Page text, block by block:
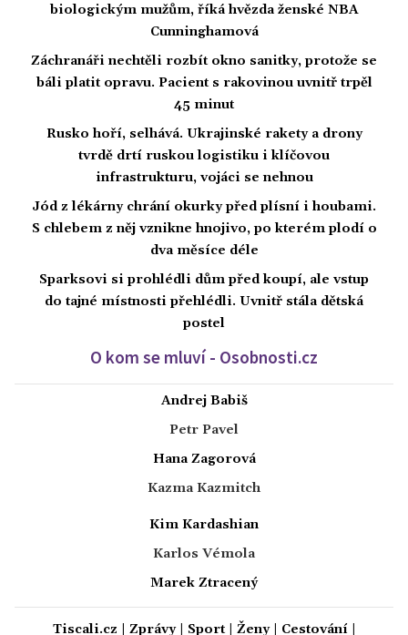
biologickým mužům, říká hvězda ženské NBA
Cunninghamová
Záchranáři nechtěli rozbít okno sanitky, protože se
báli platit opravu. Pacient s rakovinou uvnitř trpěl
45 minut
Rusko hoří, selhává. Ukrajinské rakety a drony
tvrdě drtí ruskou logistiku i klíčovou
infrastrukturu, vojáci se nehnou
Jód z lékárny chrání okurky před plísní i houbami.
S chlebem z něj vznikne hnojivo, po kterém plodí o
dva měsíce déle
Sparksovi si prohlédli dům před koupí, ale vstup
do tajné místnosti přehlédli. Uvnitř stála dětská
postel
O kom se mluví - Osobnosti.cz
Andrej Babiš
Petr Pavel
Hana Zagorová
Kazma Kazmitch
Kim Kardashian
Karlos Vémola
Marek Ztracený
Tiscali.cz Zprávy| Sport| Ženy| Cestování|